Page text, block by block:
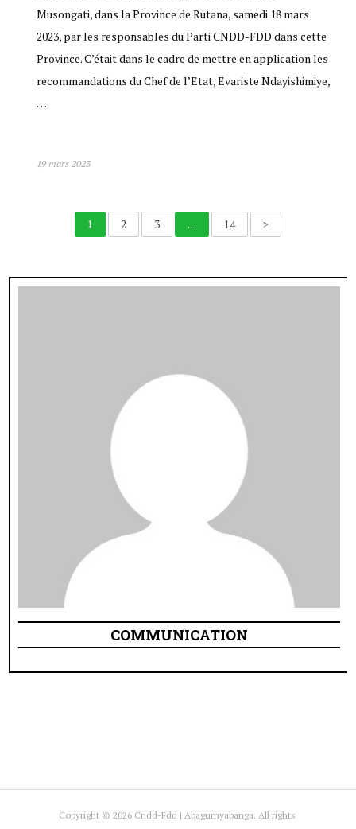
Musongati, dans la Province de Rutana, samedi 18 mars
2023, par les responsables du Parti CNDD-FDD dans cette
Province. C’était dans le cadre de mettre en application les
recommandations du Chef de l’Etat, Evariste Ndayishimiye,
…
19 mars 2023
1 2 3 … 14 >
COMMUNICATION
Copyright © 2026 Cndd-Fdd | Abagumyabanga. All rights